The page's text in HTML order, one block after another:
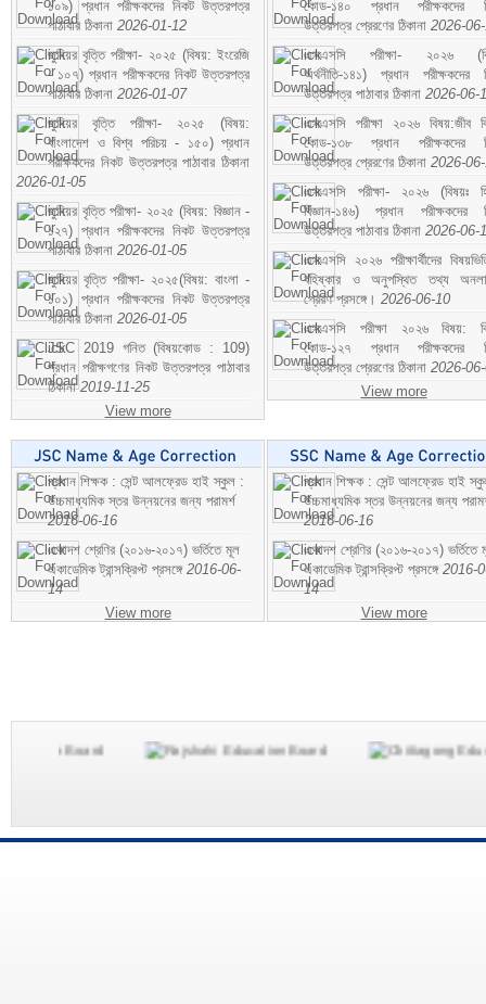
১০৯) প্রধান পরীক্ষকদের নিকট উত্তরপত্র
পাঠাবার ঠিকানা 2026-01-12
জুনিয়র বৃত্তি পরীক্ষা- ২০২৫ (বিষয়: ইংরেজি
- ১০৭) প্রধান পরীক্ষকদের নিকট উত্তরপত্র
পাঠাবার ঠিকানা 2026-01-07
জুনিয়র বৃত্তি পরীক্ষা- ২০২৫ (বিষয়:
বাংলাদেশ ও বিশ্ব পরিচয় - ১৫০) প্রধান
পরীক্ষকদের নিকট উত্তরপত্র পাঠাবার ঠিকানা
2026-01-05
জুনিয়র বৃত্তি পরীক্ষা- ২০২৫ (বিষয়: বিজ্ঞান -
১২৭) প্রধান পরীক্ষকদের নিকট উত্তরপত্র
পাঠাবার ঠিকানা 2026-01-05
জুনিয়র বৃত্তি পরীক্ষা- ২০২৫(বিষয়: বাংলা -
১০১) প্রধান পরীক্ষকদের নিকট উত্তরপত্র
পাঠাবার ঠিকানা 2026-01-05
JSC 2019 গনিত (বিষয়কোড : 109)
প্রধান পরীক্ষগণের নিকট উত্তরপত্র পাঠাবার
ঠিকানা2019-11-25
View more
কোড-১৪০ প্রধান পরীক্ষকদের
উত্তরপত্র প্রেরণের ঠিকানা 2026-
এসএসসি পরীক্ষা- ২০২৬
অর্থনীতি-১৪১) প্রধান পরীক্ষকদের
উত্তরপত্র পাঠাবার ঠিকানা 2026-06-
এসএসসি পরীক্ষা ২০২৬ বিষয়:জীব
কোড-১৩৮ প্রধান পরীক্ষকদের
উত্তরপত্র প্রেরণের ঠিকানা 2026-
এসএসসি পরীক্ষা- ২০২৬ (বিষয়ঃ
বিজ্ঞান-১৪৬) প্রধান পরীক্ষকদের
উত্তরপত্র পাঠাবার ঠিকানা 2026-06-
এসএসসি ২০২৬ পরীক্ষার্থীদের
বহিষ্কার ও অনুপস্থিত তথ্য
প্রেরণ প্রসঙ্গে। 2026-06-10
এসএসসি পরীক্ষা ২০২৬ বিষয়:
কোড-১২৭ প্রধান পরীক্ষকদের
উত্তরপত্র প্রেরণের ঠিকানা 2026-
View more
প্রধান শিক্ষক : সেন্ট আলফ্রেড হাই স্কুল :
উচ্চমাধ্যমিক স্তর উন্নয়নের জন্য পরামর্শ
2016-06-16
একাদশ শ্রেণির (২০১৬-২০১৭) ভর্তিতে মূল
একাডেমিক ট্রান্সক্রিপ্ট প্রসঙ্গে 2016-06-
14
View more
প্রধান শিক্ষক : সেন্ট আলফ্রেড হাই
উচ্চমাধ্যমিক স্তর উন্নয়নের জন্য
2016-06-16
একাদশ শ্রেণির (২০১৬-২০১৭) ভর্তিতে
একাডেমিক ট্রান্সক্রিপ্ট প্রসঙ্গে 2016-
14
View more